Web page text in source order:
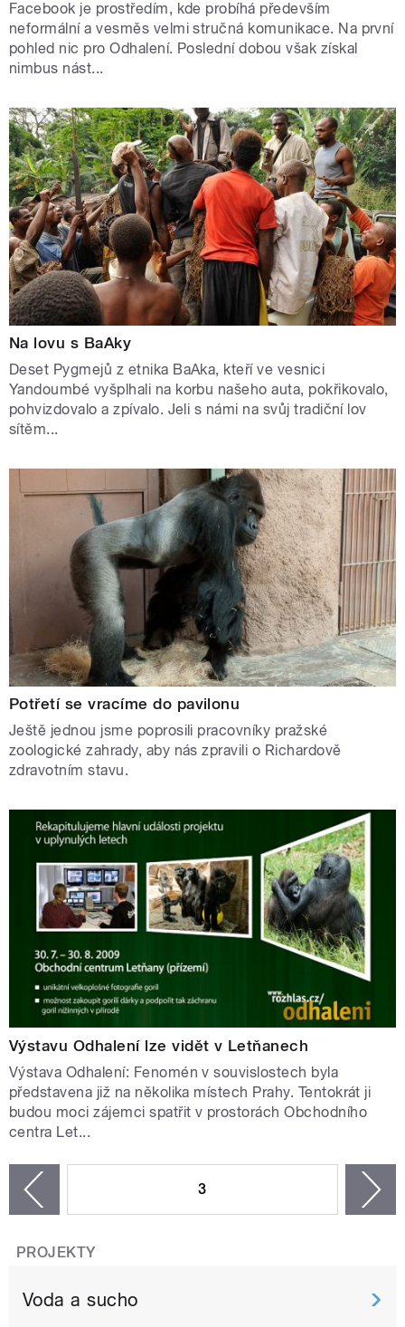
Facebook je prostředím, kde probíhá především
neformální a vesměs velmi stručná komunikace. Na první
pohled nic pro Odhalení. Poslední dobou však získal
nimbus nást...
Na lovu s BaAky
Deset Pygmejů z etnika BaAka, kteří ve vesnici
Yandoumbé vyšplhali na korbu našeho auta, pokřikovalo,
pohvizdovalo a zpívalo. Jeli s námi na svůj tradiční lov
sítěm...
Potřetí se vracíme do pavilonu
Ještě jednou jsme poprosili pracovníky pražské
zoologické zahrady, aby nás zpravili o Richardově
zdravotním stavu.
Výstavu Odhalení lze vidět v Letňanech
Výstava Odhalení: Fenomén v souvislostech byla
představena již na několika místech Prahy. Tentokrát ji
budou moci zájemci spatřit v prostorách Obchodního
centra Let...
3
PROJEKTY
Voda a sucho